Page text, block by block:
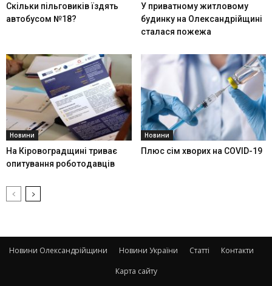
Скільки пільговиків їздять
автобусом №18?
У приватному житловому
будинку на Олександрійщині
сталася пожежа
Новини
На Кіровоградщині триває
опитування роботодавців
Новини
Плюс сім хворих на COVID-19
Новини Олександрійщини Новини України Статті
Контакти
Карта сайту